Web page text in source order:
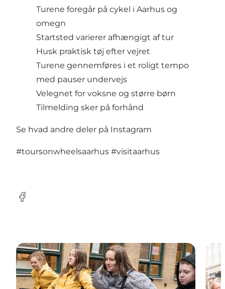
Turene foregår på cykel i Aarhus og
omegn
Startsted varierer afhængigt af tur
Husk praktisk tøj efter vejret
Turene gennemføres i et roligt tempo
med pauser undervejs
Velegnet for voksne og større børn
Tilmelding sker på forhånd
Se hvad andre deler på Instagram
#toursonwheelsaarhus #visitaarhus
Facebook